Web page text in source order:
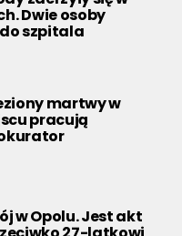
Dwie osoby
szpitala
martwy w
pracują
w Opolu. Jest akt